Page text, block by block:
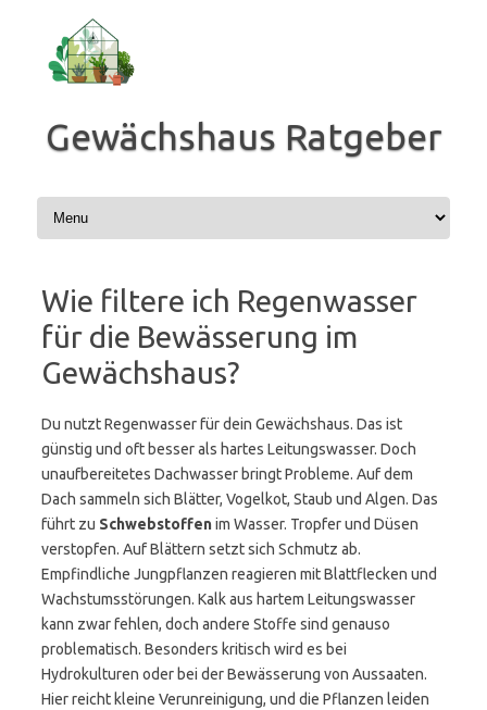
springen
Gewächshaus Ratgeber
Wie filtere ich Regenwasser
für die Bewässerung im
Gewächshaus?
Du nutzt Regenwasser für dein Gewächshaus. Das ist
günstig und oft besser als hartes Leitungswasser. Doch
unaufbereitetes Dachwasser bringt Probleme. Auf dem
Dach sammeln sich Blätter, Vogelkot, Staub und Algen. Das
führt zu Schwebstoffenim Wasser. Tropfer und Düsen
verstopfen. Auf Blättern setzt sich Schmutz ab.
Empfindliche Jungpflanzen reagieren mit Blattflecken und
Wachstumsstörungen. Kalk aus hartem Leitungswasser
kann zwar fehlen, doch andere Stoffe sind genauso
problematisch. Besonders kritisch wird es bei
Hydrokulturen oder bei der Bewässerung von Aussaaten.
Hier reicht kleine Verunreinigung, und die Pflanzen leiden